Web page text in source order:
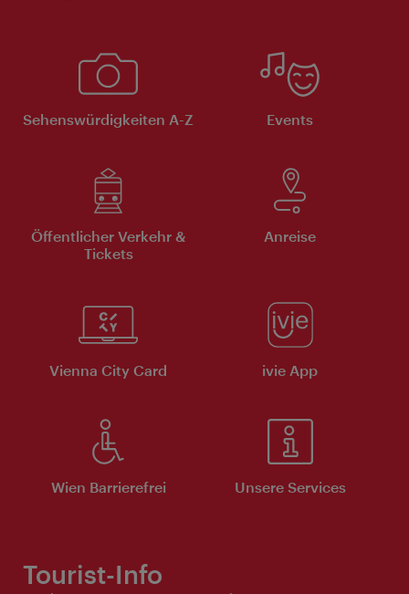
Sehenswürdigkeiten A-Z Events
Öffentlicher Verkehr &
Tickets
Anreise
Vienna City Card ivie App
Wien Barrierefrei Unsere Services
Tourist-Info